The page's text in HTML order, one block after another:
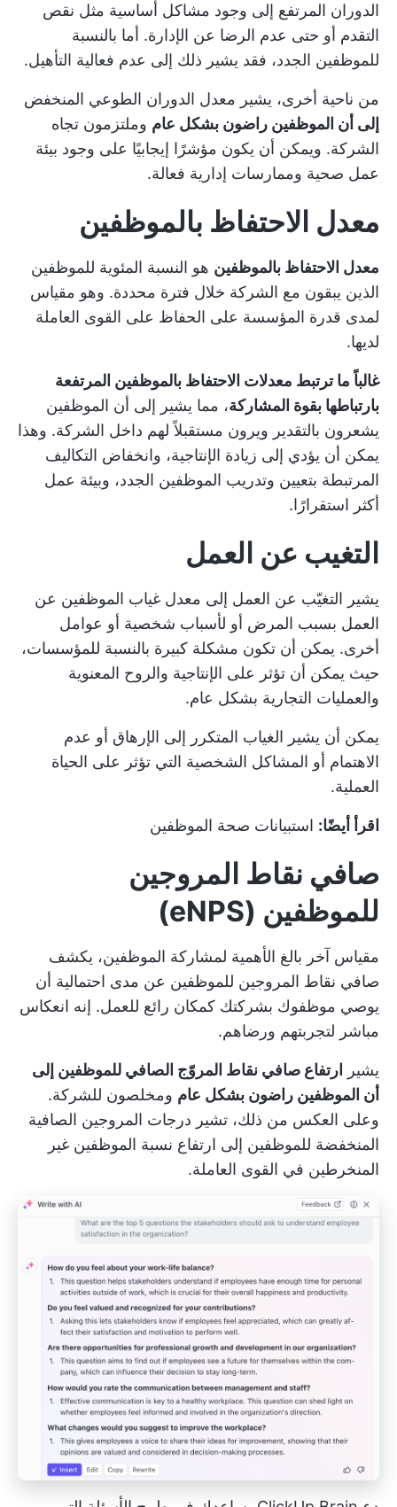
الدوران المرتفع إلى وجود مشاكل أساسية مثل نقص
التقدم أو حتى عدم الرضا عن الإدارة. أما بالنسبة
للموظفين الجدد، فقد يشير ذلك إلى عدم فعالية التأهيل.
من ناحية أخرى، يشير معدل الدوران الطوعي المنخفض
إلى أن الموظفين راضون بشكل عام وملتزمون تجاه
الشركة. ويمكن أن يكون مؤشرًا إيجابيًا على وجود بيئة
عمل صحية وممارسات إدارية فعالة.
معدل الاحتفاظ بالموظفين
معدل الاحتفاظ بالموظفين هو النسبة المئوية للموظفين
الذين يبقون مع الشركة خلال فترة محددة. وهو مقياس
لمدى قدرة المؤسسة على الحفاظ على القوى العاملة
لديها.
غالباً ما ترتبط معدلات الاحتفاظ بالموظفين المرتفعة
بارتباطها بقوة المشاركة، مما يشير إلى أن الموظفين
يشعرون بالتقدير ويرون مستقبلاً لهم داخل الشركة. وهذا
يمكن أن يؤدي إلى زيادة الإنتاجية، وانخفاض التكاليف
المرتبطة بتعيين وتدريب الموظفين الجدد، وبيئة عمل
أكثر استقرارًا.
التغيب عن العمل
يشير التغيّب عن العمل إلى معدل غياب الموظفين عن
العمل بسبب المرض أو لأسباب شخصية أو عوامل
أخرى. يمكن أن تكون مشكلة كبيرة بالنسبة للمؤسسات،
حيث يمكن أن تؤثر على الإنتاجية والروح المعنوية
والعمليات التجارية بشكل عام.
يمكن أن يشير الغياب المتكرر إلى الإرهاق أو عدم
الاهتمام أو المشاكل الشخصية التي تؤثر على الحياة
العملية.
اقرأ أيضًا: استبيانات صحة الموظفين
صافي نقاط المروجين
للموظفين (eNPS)
مقياس آخر بالغ الأهمية لمشاركة الموظفين، يكشف
صافي نقاط المروجين للموظفين عن مدى احتمالية أن
يوصي موظفوك بشركتك كمكان رائع للعمل. إنه انعكاس
مباشر لتجربتهم ورضاهم.
يشير
ارتفاع صافي نقاط المروّج الصافي للموظفين إلى
أن الموظفين راضون بشكل عام ومخلصون للشركة.
وعلى العكس من ذلك، تشير درجات المروجين الصافية
المنخفضة للموظفين إلى ارتفاع نسبة الموظفين غير
المنخرطين في القوى العاملة.